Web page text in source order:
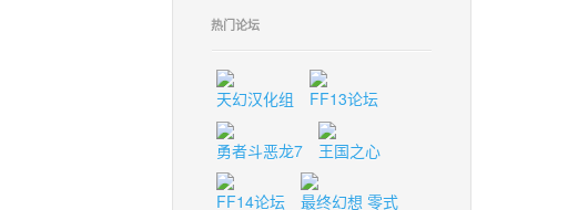
热门论坛
天幻汉化组 FF13论坛
勇者斗恶龙7 王国之心
FF14论坛 最终幻想 零式